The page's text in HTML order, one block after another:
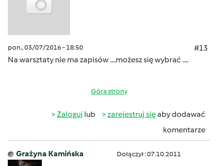
pon., 03/07/2016 - 18:50
#13
Na warsztaty nie ma zapisów ....możesz się wybrać ....
Góra strony
Zaloguj lub zarejestruj sięaby dodawać
komentarze
Grażyna Kamińska Dołączył : 07.10.2011